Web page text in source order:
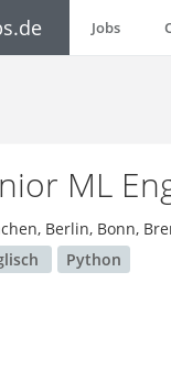
Jobs
ML
Berlin, Bonn,
Python